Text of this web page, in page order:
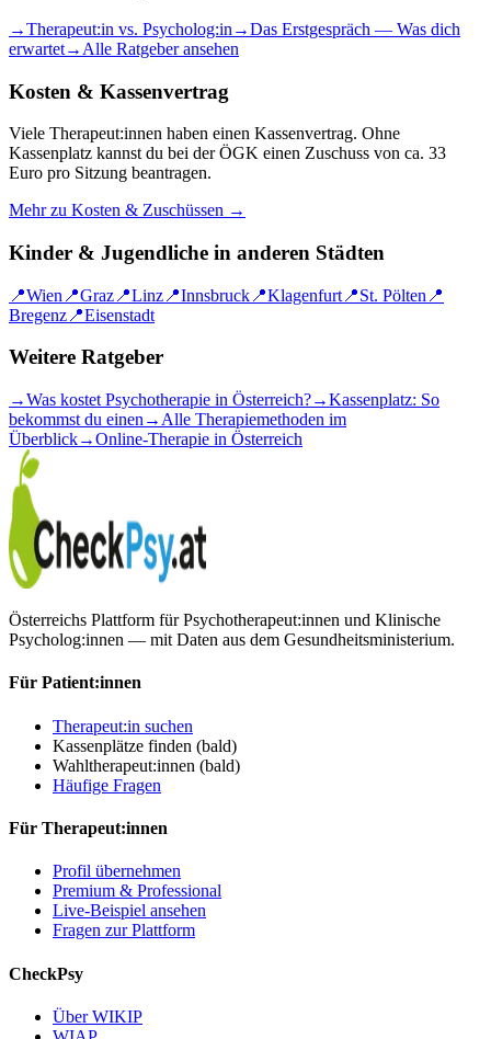
→Therapeut:in vs. Psycholog:in →Das Erstgespräch — Was dich
erwartet→ Alle Ratgeber ansehen
Kosten & Kassenvertrag
Viele Therapeut:innen haben einen Kassenvertrag. Ohne
Kassenplatz kannst du bei der ÖGK einen Zuschuss von ca. 33
Euro pro Sitzung beantragen.
Mehr zu Kosten & Zuschüssen →
Kinder & Jugendliche in anderen Städten
📍Wien 📍Graz 📍Linz 📍Innsbruck 📍Klagenfurt 📍St. Pölten 📍
Bregenz 📍Eisenstadt
Weitere Ratgeber
→Was kostet Psychotherapie in Österreich?→Kassenplatz: So
bekommst du einen → Alle Therapiemethoden im
Überblick→Online-Therapie in Österreich
Österreichs Plattform für Psychotherapeut:innen und Klinische
Psycholog:innen — mit Daten aus dem Gesundheitsministerium.
Für Patient:innen
Therapeut:in suchen
Kassenplätze finden (bald)
Wahltherapeut:innen (bald)
Häufige Fragen
Für Therapeut:innen
Profil übernehmen
Premium & Professional
Live-Beispiel ansehen
Fragen zur Plattform
CheckPsy
Über WIKIP